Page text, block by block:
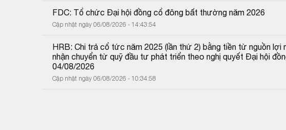
FDC: Tổ chức Đại hội đồng cổ đông bất thường năm 2026
Cập nhật ngày 06/08/2026 - 14:43:54
HRB: Chi trả cổ tức năm 2025 (lần thứ 2) bằng tiền từ nguồn lợi
nhận chuyển từ quỹ đầu tư phát triển theo nghị quyết Đại hội
04/08/2026
Cập nhật ngày 06/08/2026 - 10:34:58